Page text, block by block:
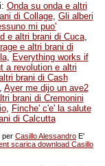
Onda su onda e altri
di Collage, Gli alberi
mi puo'
e altri brani di Cuca,
e altri brani di
, Everything works if
a revolution e altri
brani di Cash
, Ayer me dijo un ave2
brani di Cremonini
, Finche' c'e' la salute
di Calcutta
per Casillo Alessandro E'
scarica download Casillo